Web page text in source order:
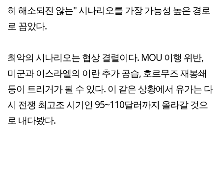
히 해소되진 않는" 시나리오를 가장 가능성 높은 경로
로 꼽았다.
최악의 시나리오는 협상 결렬이다. MOU 이행 위반,
미군과 이스라엘의 이란 추가 공습, 호르무즈 재봉쇄
등이 트리거가 될 수 있다. 이 같은 상황에서 유가는 다
시 전쟁 최고조 시기인 95~110달러까지 올라갈 것으
로 내다봤다.